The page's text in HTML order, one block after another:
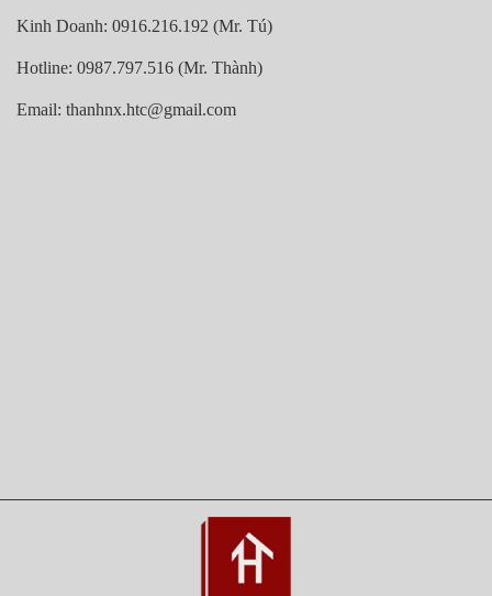
Kinh Doanh: 0916.216.192 (Mr. Tú)
Hotline: 0987.797.516 (Mr. Thành)
Email: thanhnx.htc@gmail.com